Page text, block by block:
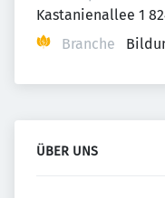
Kastanienallee 1
Branche
ÜBER UNS